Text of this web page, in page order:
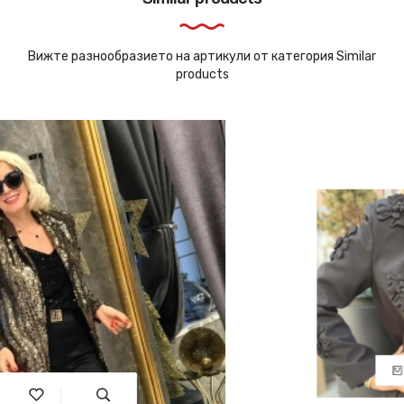
Вижте разнообразието на артикули от категория Similar
products